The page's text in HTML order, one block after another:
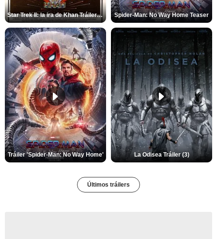
Star Trek II: la ira de Khan Tráiler VO Spider-Man: No Way Home Teaser
Tráiler 'Spider-Man: No Way Home' La Odisea Tráiler (3)
Últimos tráilers